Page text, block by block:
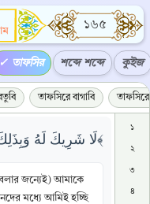
১৬৫
তাফসির শব্দে শব্দে কুইজ
তাফসিরে বাগাবি তাফসিরে
لَا شَرِيكَ لَهُ وَبِذَلِكَ أُمِرْتُ وَأَنَا أَوَّلُ الْمُسْلِمِينَ ﴿١٦٣﴾
জন্যেই) আমাকে
মধ্যে আমিই হচ্ছি
১
২
৩
৪